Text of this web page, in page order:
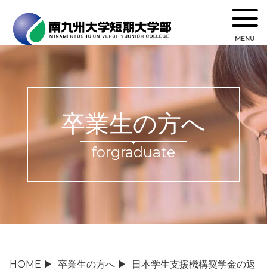
MENU
卒業生の方へ
forgraduate
HOME ▶ 卒業生の方へ ▶
日本学生支援機構奨学金の返